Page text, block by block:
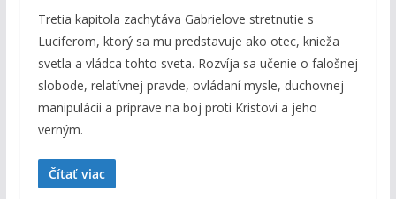
Tretia kapitola zachytáva Gabrielove stretnutie s
Luciferom, ktorý sa mu predstavuje ako otec, knieža
svetla a vládca tohto sveta. Rozvíja sa učenie o falošnej
slobode, relatívnej pravde, ovládaní mysle, duchovnej
manipulácii a príprave na boj proti Kristovi a jeho
verným.
Čítať viac